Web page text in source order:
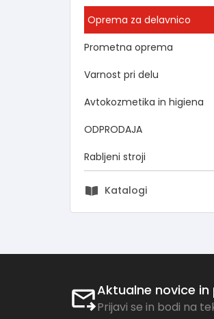
Oprema za delavnico
Prometna oprema
Varnost pri delu
Avtokozmetika in higiena
ODPRODAJA
Rabljeni stroji
Katalogi
Aktualne novice in
Prijavi se in bodi na